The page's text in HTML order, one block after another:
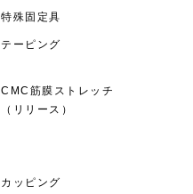
特殊固定具
テーピング
CMC筋膜ストレッチ
（リリース）
カッピング